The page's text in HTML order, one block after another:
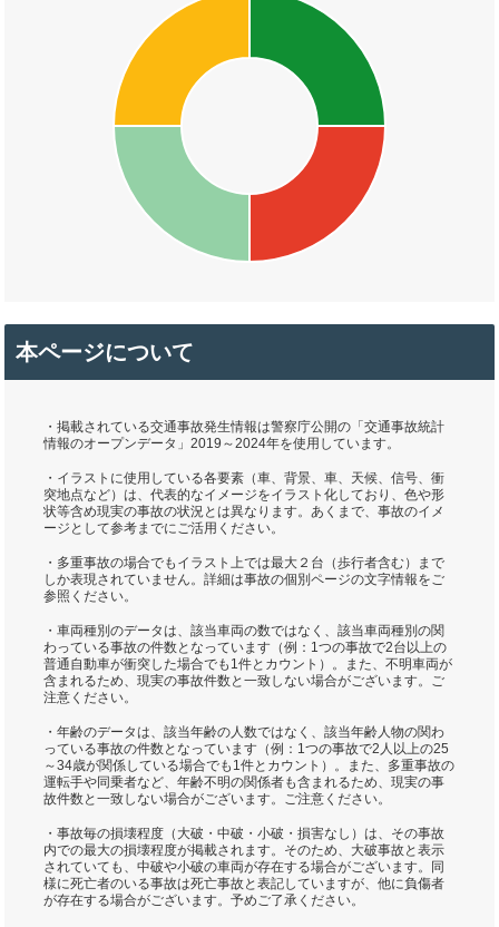
本ページについて
・掲載されている交通事故発生情報は警察庁公開の「交通事故統計
情報のオープンデータ」2019～2024年を使用しています。
・イラストに使用している各要素（車、背景、車、天候、信号、衝
突地点など）は、代表的なイメージをイラスト化しており、色や形
状等含め現実の事故の状況とは異なります。あくまで、事故のイメ
ージとして参考までにご活用ください。
・多重事故の場合でもイラスト上では最大２台（歩行者含む）まで
しか表現されていません。詳細は事故の個別ページの文字情報をご
参照ください。
・車両種別のデータは、該当車両の数ではなく、該当車両種別の関
わっている事故の件数となっています（例：1つの事故で2台以上の
普通自動車が衝突した場合でも1件とカウント）。また、不明車両が
含まれるため、現実の事故件数と一致しない場合がございます。ご
注意ください。
・年齢のデータは、該当年齢の人数ではなく、該当年齢人物の関わ
っている事故の件数となっています（例：1つの事故で2人以上の25
～34歳が関係している場合でも1件とカウント）。また、多重事故の
運転手や同乗者など、年齢不明の関係者も含まれるため、現実の事
故件数と一致しない場合がございます。ご注意ください。
・事故毎の損壊程度（大破・中破・小破・損害なし）は、その事故
内での最大の損壊程度が掲載されます。そのため、大破事故と表示
されていても、中破や小破の車両が存在する場合がございます。同
様に死亡者のいる事故は死亡事故と表記していますが、他に負傷者
が存在する場合がございます。予めご了承ください。